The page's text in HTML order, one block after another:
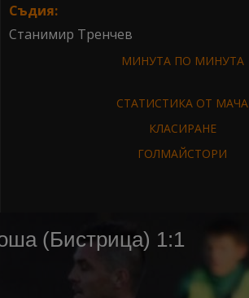
Съдия:
Станимир Тренчев
МИНУТА ПО МИНУТА
СТАТИСТИКА ОТ МАЧА
КЛАСИРАНЕ
ГОЛМАЙСТОРИ